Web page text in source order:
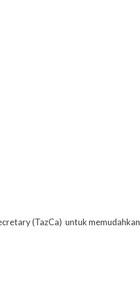
(TazCa) untuk memudahkan